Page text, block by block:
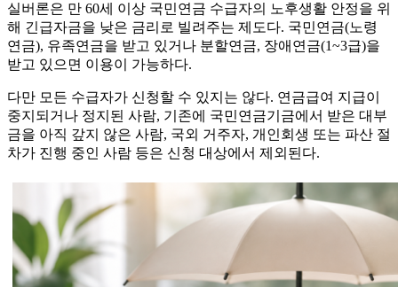
실버론은 만 60세 이상 국민연금 수급자의 노후생활 안정을 위
해 긴급자금을 낮은 금리로 빌려주는 제도다. 국민연금(노령
연금), 유족연금을 받고 있거나 분할연금, 장애연금(1~3급)을
받고 있으면 이용이 가능하다.
다만 모든 수급자가 신청할 수 있지는 않다. 연금급여 지급이
중지되거나 정지된 사람, 기존에 국민연금기금에서 받은 대부
금을 아직 갚지 않은 사람, 국외 거주자, 개인회생 또는 파산 절
차가 진행 중인 사람 등은 신청 대상에서 제외된다.